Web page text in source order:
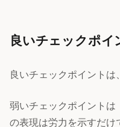
良いチェックポイ
良いチェックポイントは
弱いチェックポイントは
の表現は労力を示すだけ